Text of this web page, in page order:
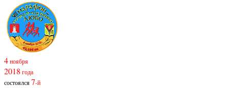
4ноября
2018 года
состоялся7-й